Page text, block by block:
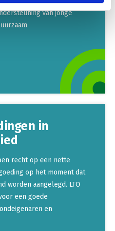
van jonge
in
recht op een nette
op het moment dat
worden aangelegd. LTO
een goede
en